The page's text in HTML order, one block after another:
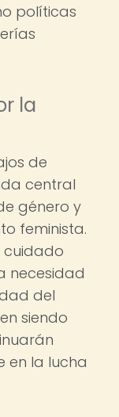
políticas
la
de
central
género y
feminista.
cuidado
necesidad
del
siendo
en la lucha